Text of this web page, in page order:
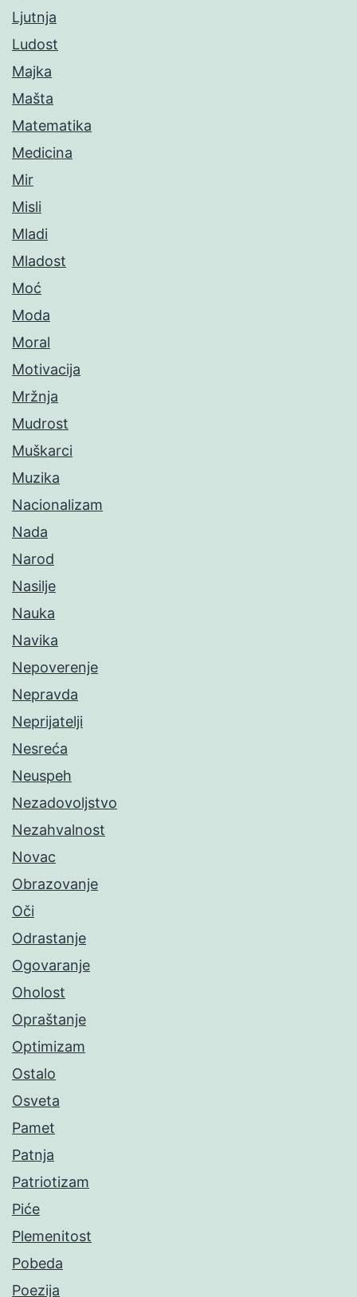
Ljutnja
Ludost
Majka
Mašta
Matematika
Medicina
Mir
Misli
Mladi
Mladost
Moć
Moda
Moral
Motivacija
Mržnja
Mudrost
Muškarci
Muzika
Nacionalizam
Nada
Narod
Nasilje
Nauka
Navika
Nepoverenje
Nepravda
Neprijatelji
Nesreća
Neuspeh
Nezadovoljstvo
Nezahvalnost
Novac
Obrazovanje
Oči
Odrastanje
Ogovaranje
Oholost
Opraštanje
Optimizam
Ostalo
Osveta
Pamet
Patnja
Patriotizam
Piće
Plemenitost
Pobeda
Poezija